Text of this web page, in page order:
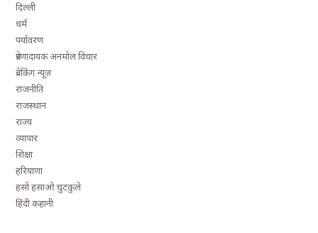
दिल्ली
धर्म
पर्यावरण
प्रेरणादायक अनमोल विचार
ब्रेकिंग न्यूज़
राजनीति
राजस्थान
राज्य
व्यापार
शिक्षा
हरियाणा
हसो हसाओ चुटकुले
हिंदी कहानी